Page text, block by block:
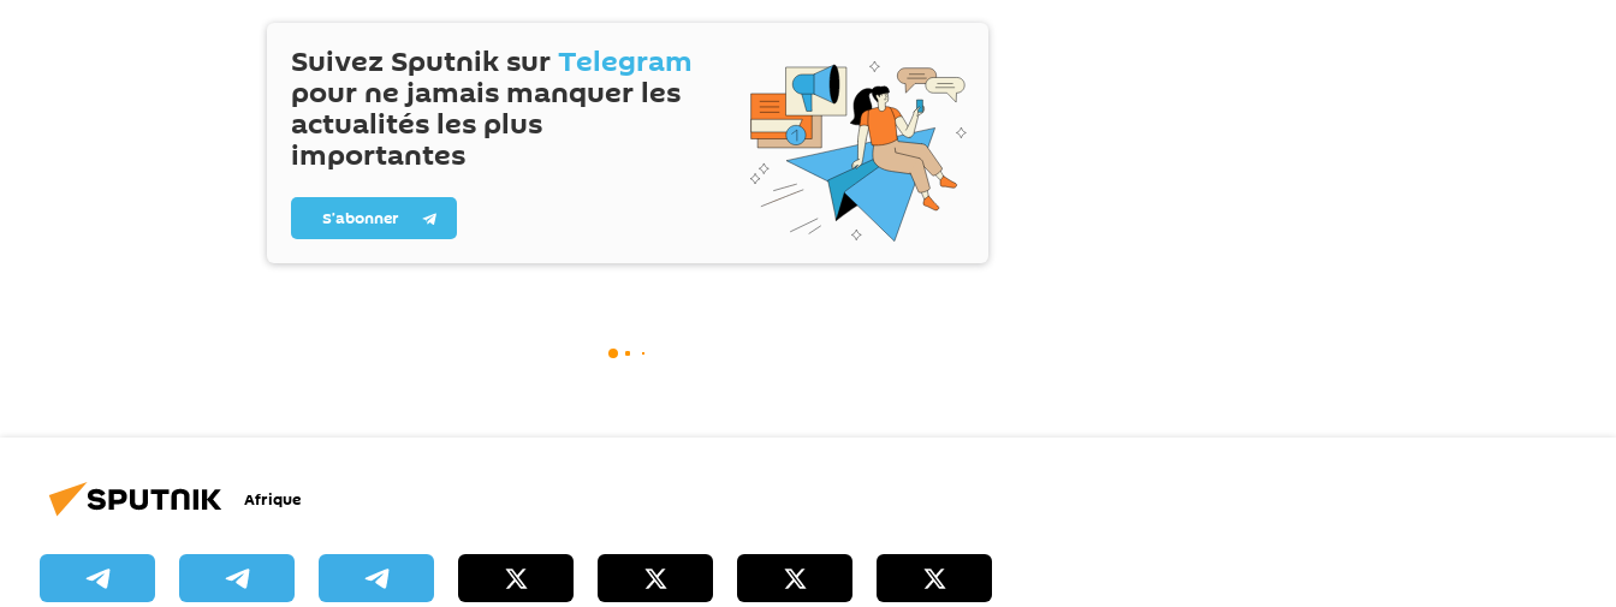
Suivez Sputnik surTelegram
pour ne jamais manquer les
actualités les plus
importantes
S’abonner
Afrique